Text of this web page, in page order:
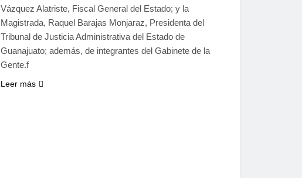
Vázquez Alatriste, Fiscal General del Estado; y la
Magistrada, Raquel Barajas Monjaraz, Presidenta del
Tribunal de Justicia Administrativa del Estado de
Guanajuato; además, de integrantes del Gabinete de la
Gente.f
Leer más